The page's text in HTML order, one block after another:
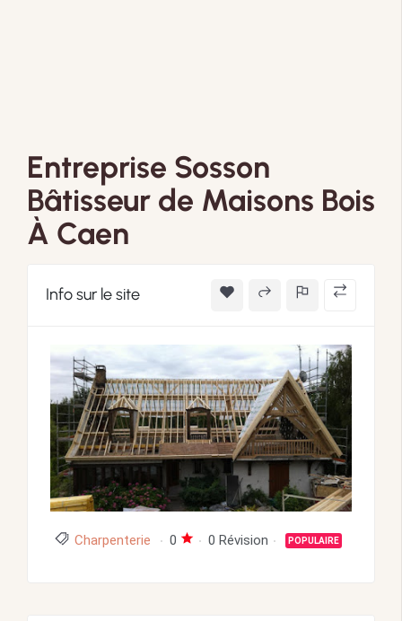
Entreprise Sosson
Bâtisseur de Maisons Bois
À Caen
Info sur le site
Charpenterie 0 0 Révision POPULAIRE